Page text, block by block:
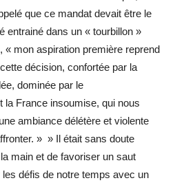
que ce mandat devait être le
entrainé dans un « tourbillon »
« mon aspiration première reprend
décision, confortée par la
dominée par le
la France insoumise, qui nous
ambiance délétère et violente
» » Il était sans doute
main et de favoriser un saut
défis de notre temps avec un